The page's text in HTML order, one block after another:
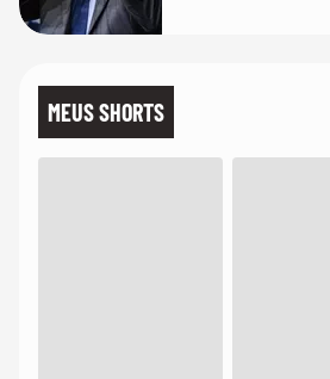
MEUS SHORTS